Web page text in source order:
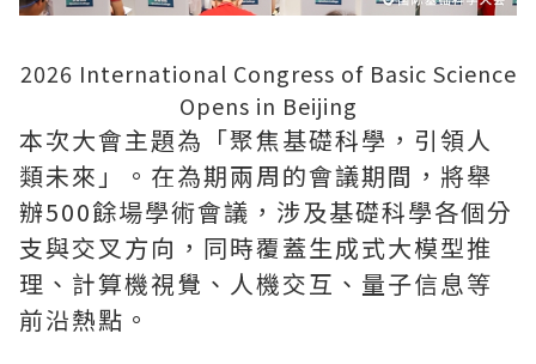
2026 International Congress of Basic Science
Opens in Beijing
本次大會主題為 「聚焦基礎科學，引領人
類未來 」
。在為期兩周的會議期間，將舉
辦500餘場學術會議，涉及基礎科學各個分
支與交叉方向，同時覆蓋生成式大模型推
理、計算機視覺、人機交互、量子信息等
前沿熱點。